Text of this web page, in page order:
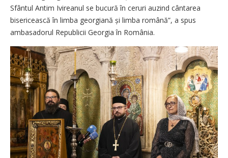
Sfântul Antim Ivireanul se bucură în ceruri auzind cântarea
bisericească în limba georgiană și limba română”, a spus
ambasadorul Republicii Georgia în România.